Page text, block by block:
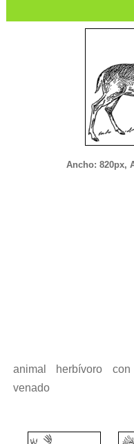
Ancho: 820px,
animal herbívoro
venado